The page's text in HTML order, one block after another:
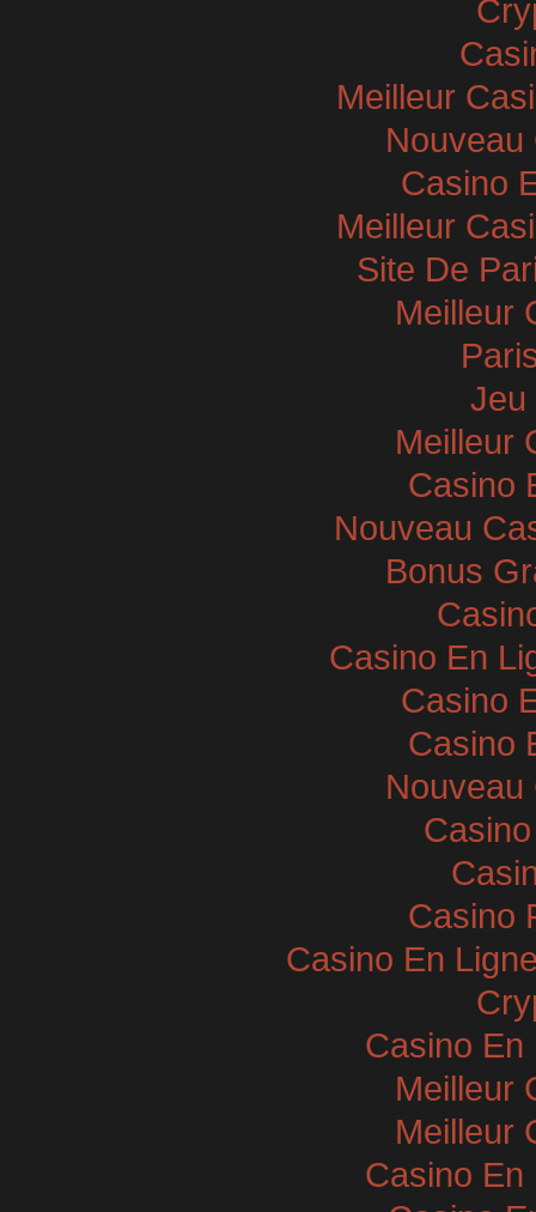
Meilleur
Nouveau
Casino
Meilleur
Site De
Meilleur
Jeu
Meilleur
Casino
Nouveau
Bonus
Casino En
Casino
Casino
Nouveau
Casino
Casino En
Casino En
Meilleur
Meilleur
Casino En